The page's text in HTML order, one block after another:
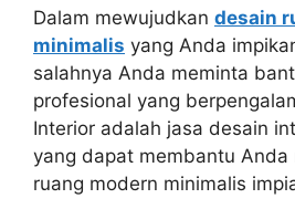
Dalam mewujudkan desain
minimalis yang Anda
salahnya Anda meminta
profesional yang
Interior adalah jasa desain
yang dapat membantu Anda
ruang modern minimalis